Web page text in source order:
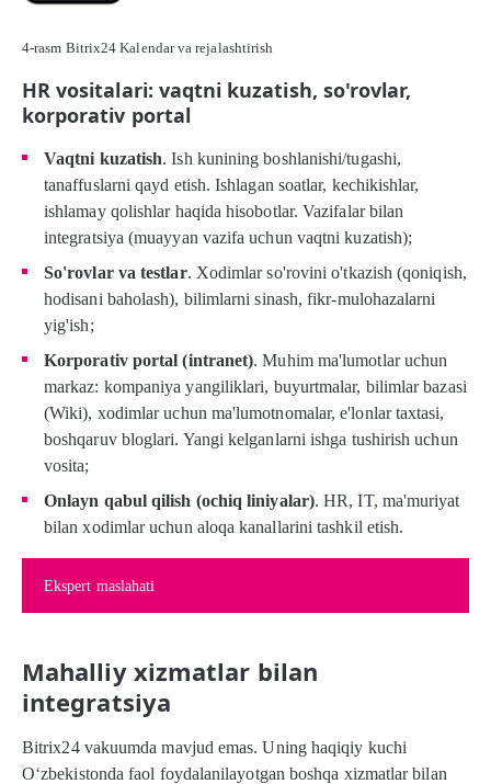
4-rasm Bitrix24 Kalendar va rejalashtirish
HR vositalari: vaqtni kuzatish, so'rovlar,
korporativ portal
Vaqtni kuzatish. Ish kunining boshlanishi/tugashi,
tanaffuslarni qayd etish. Ishlagan soatlar, kechikishlar,
ishlamay qolishlar haqida hisobotlar. Vazifalar bilan
integratsiya (muayyan vazifa uchun vaqtni kuzatish);
So'rovlar va testlar. Xodimlar so'rovini o'tkazish (qoniqish,
hodisani baholash), bilimlarni sinash, fikr-mulohazalarni
yig'ish;
Korporativ portal (intranet). Muhim ma'lumotlar uchun
markaz: kompaniya yangiliklari, buyurtmalar, bilimlar bazasi
(Wiki), xodimlar uchun ma'lumotnomalar, e'lonlar taxtasi,
boshqaruv bloglari. Yangi kelganlarni ishga tushirish uchun
vosita;
Onlayn qabul qilish (ochiq liniyalar). HR, IT, ma'muriyat
bilan xodimlar uchun aloqa kanallarini tashkil etish.
Ekspert maslahati
Mahalliy xizmatlar bilan
integratsiya
Bitrix24 vakuumda mavjud emas. Uning haqiqiy kuchi
O‘zbekistonda faol foydalanilayotgan boshqa xizmatlar bilan